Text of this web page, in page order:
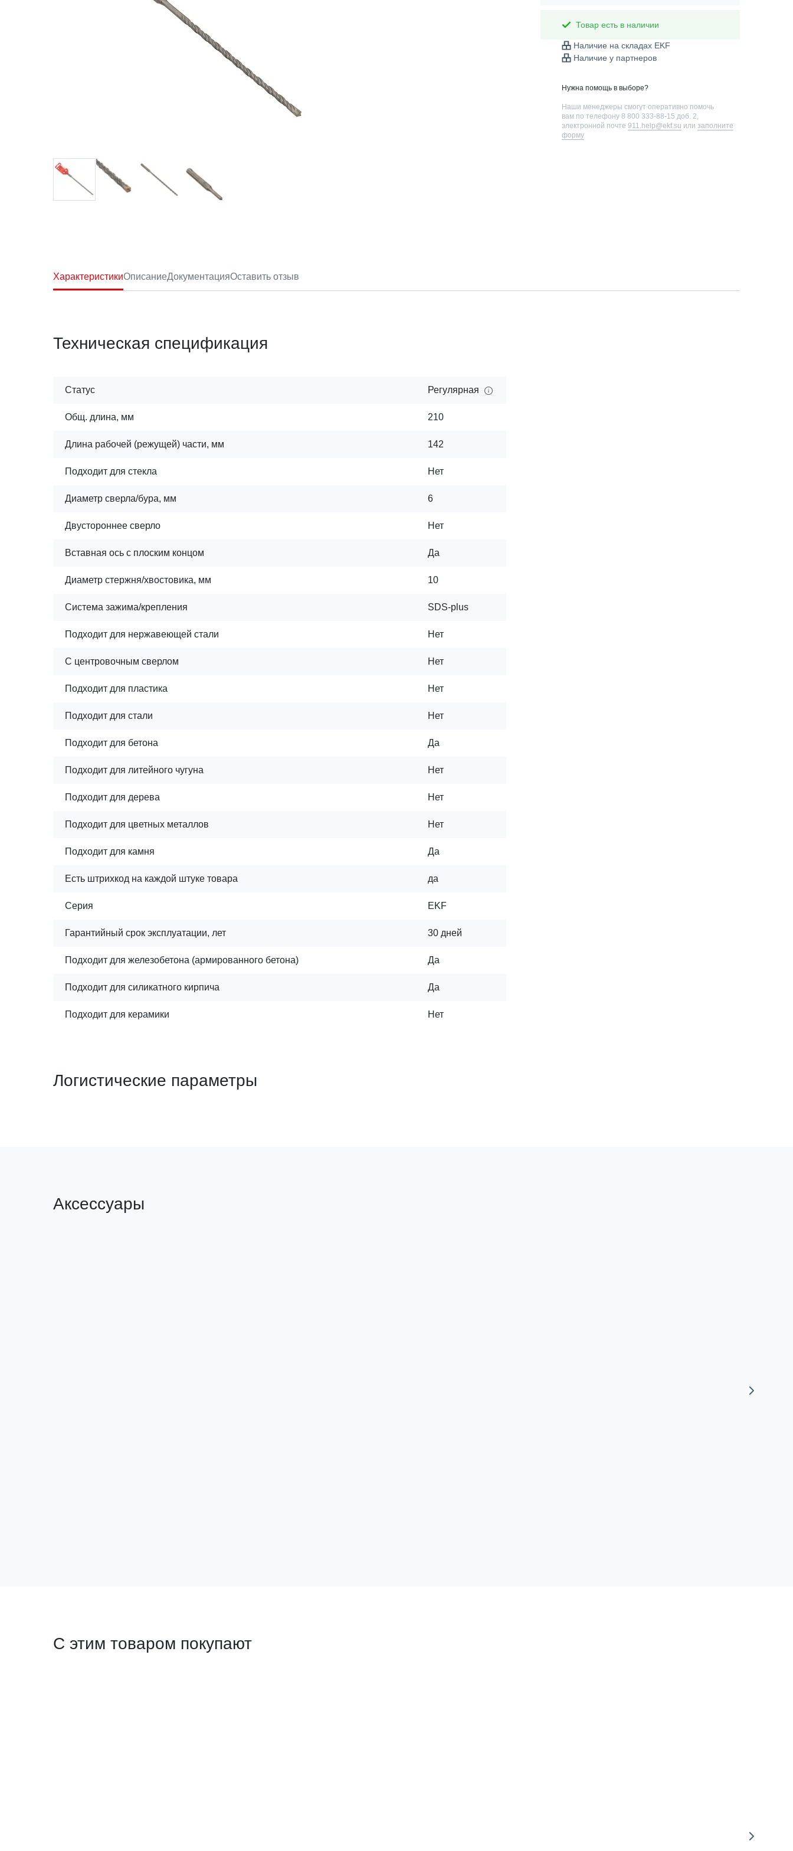
Товар есть в наличии
Наличие на складах EKF
Наличие у партнеров
Нужна помощь в выборе?
Наши менеджеры смогут оперативно помочь
вам по телефону 8 800 333-88-15 доб. 2
электронной почте 911.help@ekf.su или заполните
форму
ХарактеристикиОписаниеДокументацияОставить отзыв
Техническая спецификация
Статус Регулярная
Общ. длина, мм 210
Длина рабочей (режущей) части, мм 142
Подходит для стекла Нет
Диаметр сверла/бура, мм 6
Двустороннее сверло Нет
Вставная ось с плоским концом Да
Диаметр стержня/хвостовика, мм 10
Система зажима/крепления SDS-plus
Подходит для нержавеющей стали Нет
С центровочным сверлом Нет
Подходит для пластика Нет
Подходит для стали Нет
Подходит для бетона Да
Подходит для литейного чугуна Нет
Подходит для дерева Нет
Подходит для цветных металлов Нет
Подходит для камня Да
Есть штрихкод на каждой штуке товара да
Серия EKF
Гарантийный срок эксплуатации, лет 30 дней
Подходит для железобетона (армированного бетона) Да
Подходит для силикатного кирпича Да
Подходит для керамики Нет
Логистические параметры
Аксессуары
С этим товаром покупают